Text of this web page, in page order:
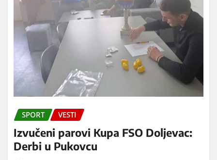
SPORT VESTI
Izvučeni parovi Kupa FSO Doljevac:
Derbi u Pukovcu